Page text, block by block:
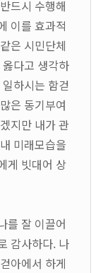
드시 수행해
이를 효과적
은 시민단체
다고 생각하
하시는 함걷
은 동기부여
지만 내가 관
미래모습을
게 빗대어 상
를 잘 이끌어
감사하다. 나
아에서 하게